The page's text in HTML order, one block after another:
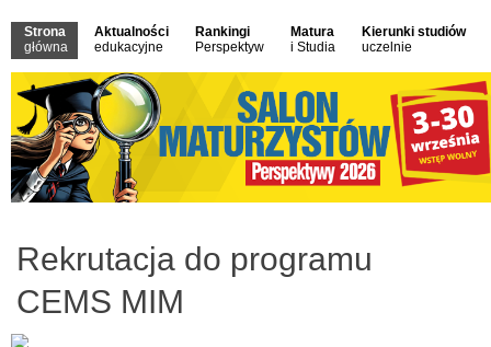
Strona
główna
Aktualności
edukacyjne
Rankingi
Perspektyw
Matura
i Studia
Kierunki studiów
uczelnie
Rekrutacja do programu
CEMS MIM